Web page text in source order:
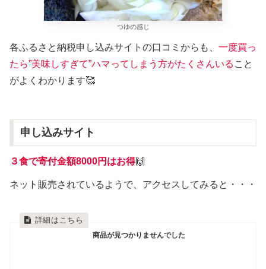
つゆの感じ
各ふるさと納税申し込みサイトの口コミからも、 一度買っ
たら”美味しすぎて”ハマってしまう方がたくさんいる こと
がよくわかります🥰
申し込みサイト
３食で寄付金額8000円はお得🙌
ネット販売されているようで、アクセスしてみると・・・
商品が見つかりませんでした